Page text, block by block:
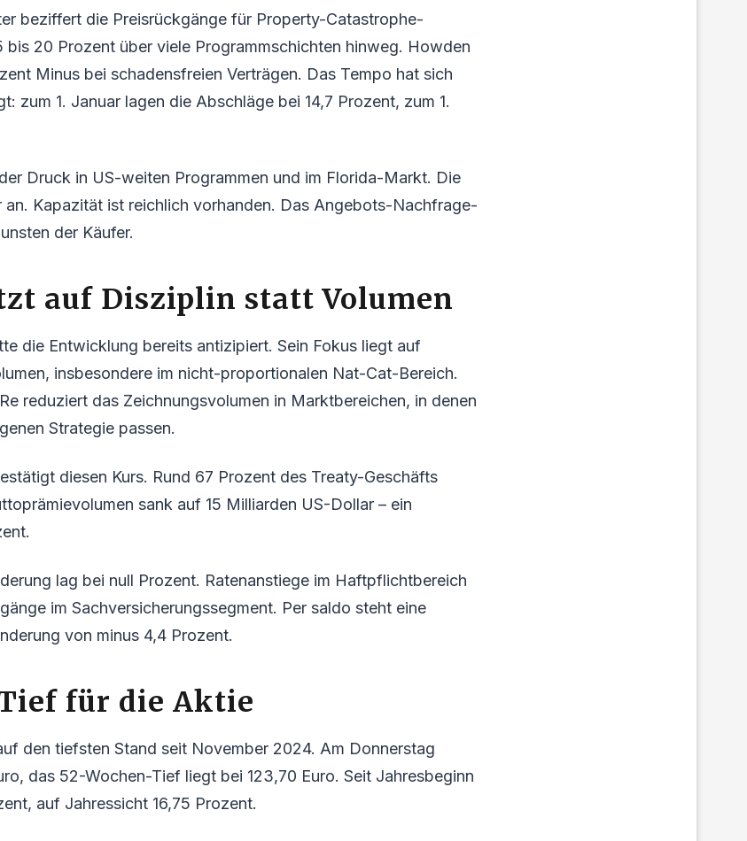
beziffert die Preisrückgänge für Property-Catastrophe-
bis 20 Prozent über viele Programmschichten hinweg. Howden
Minus bei schadensfreien Verträgen. Das Tempo hat sich
zum 1. Januar lagen die Abschläge bei 14,7 Prozent, zum 1.
Druck in US-weiten Programmen und im Florida-Markt. Die
an. Kapazität ist reichlich vorhanden. Das Angebots-Nachfrage-
der Käufer.
auf Disziplin statt Volumen
die Entwicklung bereits antizipiert. Sein Fokus liegt auf
insbesondere im nicht-proportionalen Nat-Cat-Bereich.
reduziert das Zeichnungsvolumen in Marktbereichen, in denen
Strategie passen.
diesen Kurs. Rund 67 Prozent des Treaty-Geschäfts
sank auf 15 Milliarden US-Dollar – ein
lag bei null Prozent. Ratenanstiege im Haftpflichtbereich
im Sachversicherungssegment. Per saldo steht eine
von minus 4,4 Prozent.
für die Aktie
den tiefsten Stand seit November 2024. Am Donnerstag
das 52-Wochen-Tief liegt bei 123,70 Euro. Seit Jahresbeginn
auf Jahressicht 16,75 Prozent.